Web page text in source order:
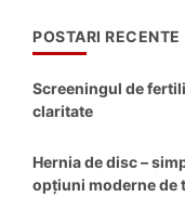
POSTARI RECENTE
Screeningul de
claritate
Hernia de disc –
opțiuni moderne de